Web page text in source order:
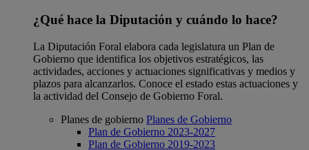
¿Qué hace la Diputación y cuándo lo hace?
La Diputación Foral elabora cada legislatura un Plan de
Gobierno que identifica los objetivos estratégicos, las
actividades, acciones y actuaciones significativas y medios y
plazos para alcanzarlos. Conoce el estado estas actuaciones y
la actividad del Consejo de Gobierno Foral.
Planes de gobierno Planes de Gobierno
Plan de Gobierno 2023-2027
Plan de Gobierno 2019-2023